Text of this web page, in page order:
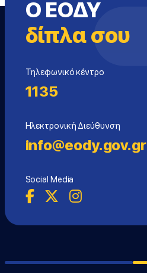
Ο ΕΟΔΥ
δίπλα σου
Τηλεφωνικό κέντρο
1135
Ηλεκτρονική Διεύθυνση
info@eody.gov.gr
Social Media